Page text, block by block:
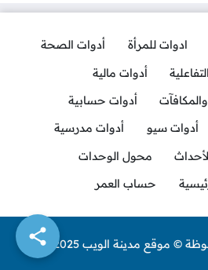
ادوات للمرأة
أدوات الصحة
أدوات مالية
أدوات حسابية
أدوات سيو
أدوات مدرسية
محول الوحدات
حساب العمر
© موقع مدينة الويب 2025